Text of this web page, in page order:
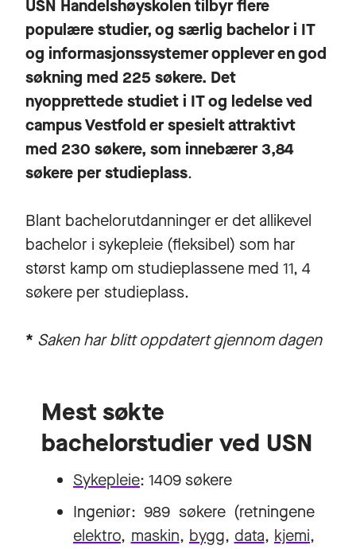
USN Handelshøyskolen tilbyr flere
populære studier, og særlig bachelor i IT
og informasjonssystemer opplever en god
søkning med 225 søkere. Det
nyopprettede studiet i IT og ledelse ved
campus Vestfold er spesielt attraktivt
med 230 søkere, som innebærer 3,84
søkere per studieplass.
Blant bachelorutdanninger er det allikevel
bachelor i sykepleie (fleksibel) som har
størst kamp om studieplassene med 11, 4
søkere per studieplass.
* Saken har blitt oppdatert gjennom dagen
Mest søkte
bachelorstudier ved USN
Sykepleie: 1409 søkere
Ingeniør: 989 søkere (retningene
elektro, maskin, bygg, data, kjemi,